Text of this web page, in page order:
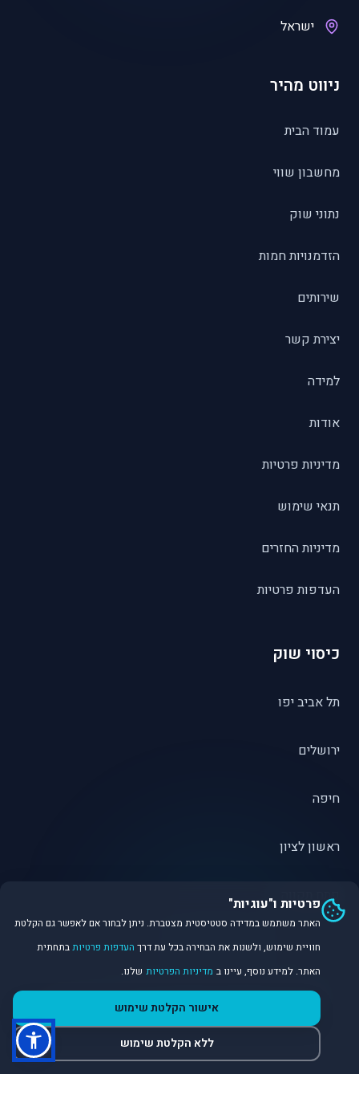
ישראל
ניווט מהיר
עמוד הבית
מחשבון שווי
נתוני שוק
הזדמנויות חמות
שירותים
יצירת קשר
למידה
אודות
מדיניות פרטיות
תנאי שימוש
מדיניות החזרים
העדפות פרטיות
כיסוי שוק
תל אביב יפו
ירושלים
חיפה
ראשון לציון
פתח תקווה
©
פלטפורמת נתונים ובינה מלאכותית לניתוח שוק הנדל״ן.
פרטיות ו"עוגיות"
האתר משתמש במדידה סטטיסטית מצטברת. ניתן לבחור אם לאפשר גם הקלטת
חוויית שימוש, ולשנות את הבחירה בכל עת דרך העדפות פרטיותבתחתית
האתר. למידע נוסף, עיינו ב מדיניות הפרטיות שלנו.
אישור הקלטת שימוש
ללא הקלטת שימוש